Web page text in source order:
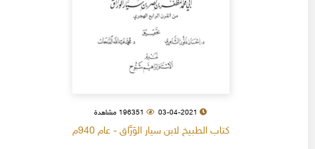
03-04-2021 196351 مشاهدة
كتاب الطبيخ لابن سيار الوَرَّاق - عام 940م